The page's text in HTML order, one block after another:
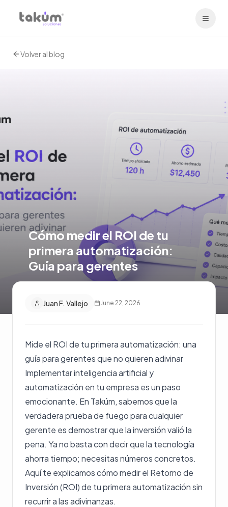
Volver al blog
Cómo medir el ROI de tu
primera automatización:
Guía para gerentes
Juan F. Vallejo June 22, 2026
Mide el ROI de tu primera automatización: una
guía para gerentes que no quieren adivinar
Implementar inteligencia artificial y
automatización en tu empresa es un paso
emocionante. En Takúm, sabemos que la
verdadera prueba de fuego para cualquier
gerente es demostrar que la inversión valió la
pena. Ya no basta con decir que la tecnología
ahorra tiempo; necesitas números concretos.
Aquí te explicamos cómo medir el Retorno de
Inversión (ROI) de tu primera automatización sin
recurrir a las adivinanzas.